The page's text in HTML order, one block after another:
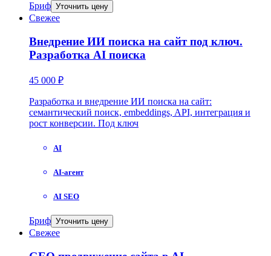
Бриф Уточнить цену
Свежее
Внедрение ИИ поиска на сайт под ключ.
Разработка AI поиска
45 000 ₽
Разработка и внедрение ИИ поиска на сайт:
семантический поиск, embeddings, API, интеграция и
рост конверсии. Под ключ
AI
AI-агент
AI SEO
Бриф Уточнить цену
Свежее